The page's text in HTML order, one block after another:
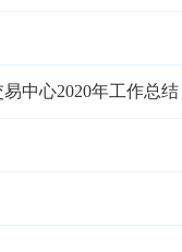
中心2020年工作总结